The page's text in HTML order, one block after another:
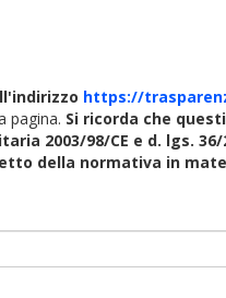
https://
pagina. Si ricorda che
2003/98/CE e d. lgs.
della normativa in